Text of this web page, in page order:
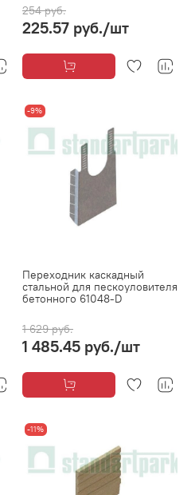
254 руб.
225.57 руб./шт
-9%
Переходник каскадный
стальной для пескоуловителя
бетонного 61048-D
1 629 руб.
1 485.45 руб./шт
-11%